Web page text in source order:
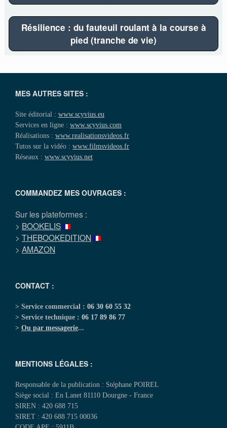
Résilience : du fauteuil roulant à la course à
pied (tranche de vie)
MES AUTRES SITES :
Site éditorial : www.scyvius.eu
Services en ligne : www.scyvius.com
Réalisations : www.realisationsvideos.fr
Tutos sur la vidéo : www.filmsvideos.fr
Réseaux : www.scyvius.net
COMMANDEZ MES OUVRAGES :
Sur les plateformes :
> BOOKELIS
> THEBOOKEDITION
> AMAZON
CONTACT :
> Service commercial : 06 30 60 55 32
> Service technique : 06 17 89 86 77
> Ou par messagerie...
MENTIONS LÉGALES :
Responsable de la publication : Stéphane POIREL
Siège social : En Lanet 81110 Dourgne - France
SIREN : 420 688 715
SIRET : 420 688 715 00036